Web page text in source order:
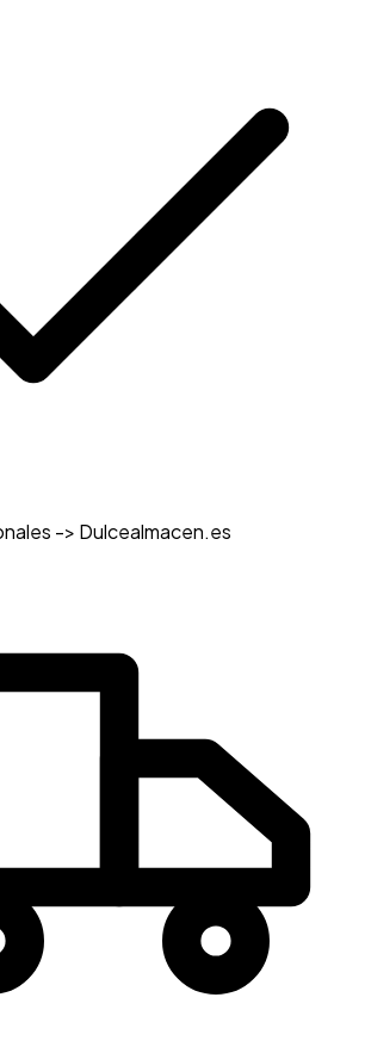
-> Dulcealmacen.es